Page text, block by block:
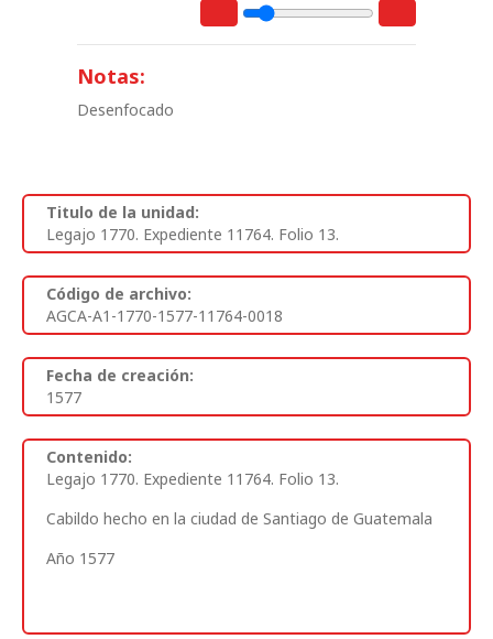
Notas:
Desenfocado
Titulo de la unidad:
Legajo 1770. Expediente 11764. Folio 13.
Código de archivo:
AGCA-A1-1770-1577-11764-0018
Fecha de creación:
1577
Contenido:
Legajo 1770. Expediente 11764. Folio 13.
Cabildo hecho en la ciudad de Santiago de Guatemala
Año 1577